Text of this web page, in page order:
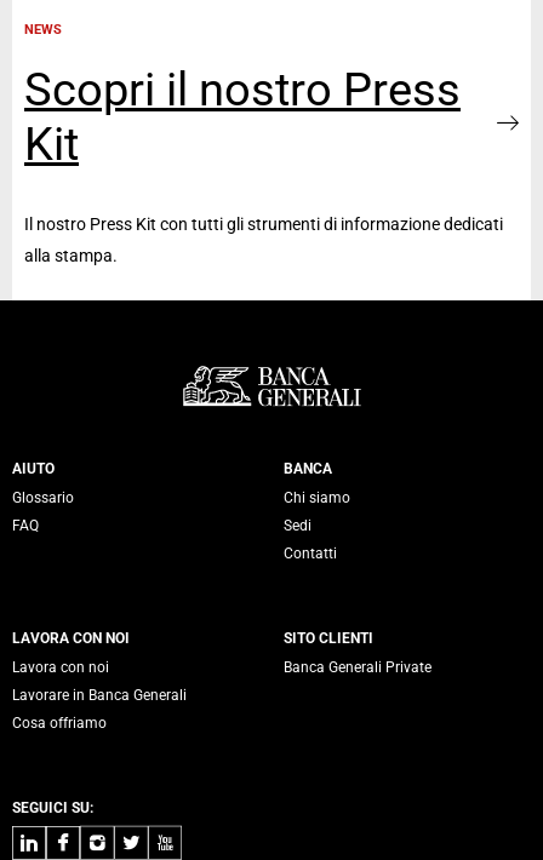
NEWS
Scopri il nostro Press
Kit
Il nostro Press Kit con tutti gli strumenti di informazione dedicati
alla stampa.
Servizi Banca Generali
AIUTO
Glossario
FAQ
BANCA
Chi siamo
Sedi
Contatti
LAVORA CON NOI
Lavora con noi
Lavorare in Banca Generali
Cosa offriamo
SITO CLIENTI
Banca Generali Private
SEGUICI SU:
LinkedInFacebook
Instagram
TwitterYoutube